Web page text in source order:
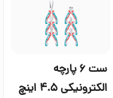
ست 6 پارچه
الکترونیکی 4.5 اینچ